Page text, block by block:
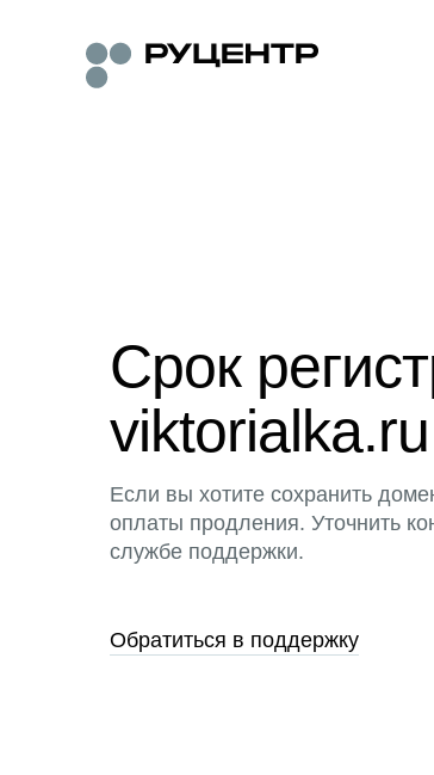
Срок
Если вы хотите сохранить
оплаты продления. Уточнить
службе поддержки.
Обратиться в поддержку